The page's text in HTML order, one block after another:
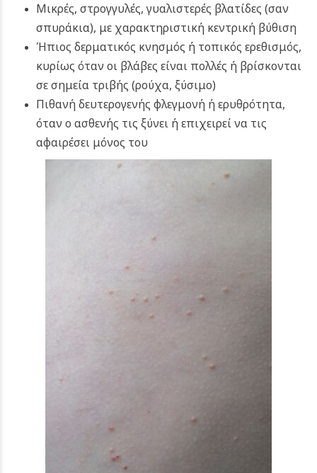
Μικρές, στρογγυλές, γυαλιστερές βλατίδες (σαν
σπυράκια), με χαρακτηριστική κεντρική βύθιση
Ήπιος δερματικός κνησμός ή τοπικός ερεθισμός,
κυρίως όταν οι βλάβες είναι πολλές ή βρίσκονται
σε σημεία τριβής (ρούχα, ξύσιμο)
Πιθανή δευτερογενής φλεγμονή ή ερυθρότητα,
όταν ο ασθενής τις ξύνει ή επιχειρεί να τις
αφαιρέσει μόνος του